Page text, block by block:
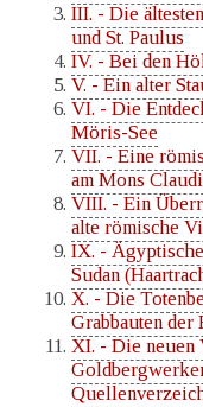
III. - Die
und St. Paulus
IV. - Bei den
V. - Ein alter
VI. - Die
Möris-See
VII. - Eine
am Mons
VIII. - Ein
alte römische
IX. -
Sudan
X. - Die
Grabbauten der
XI. - Die neuen